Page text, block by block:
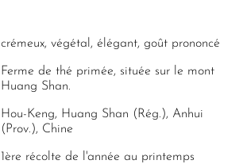
crémeux, végétal, élégant, goût prononcé
Ferme de thé primée, située sur le mont
Huang Shan.
Hou-Keng, Huang Shan (Rég.), Anhui
(Prov.), Chine
1ère récolte de l'année au printemps